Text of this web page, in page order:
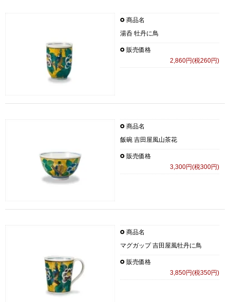
商品名
湯呑 牡丹に鳥
販売価格
2,860円(税260円)
商品名
飯碗 吉田屋風山茶花
販売価格
3,300円(税300円)
商品名
マグガップ 吉田屋風牡丹に鳥
販売価格
3,850円(税350円)